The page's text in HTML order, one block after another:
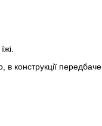
в конструкції